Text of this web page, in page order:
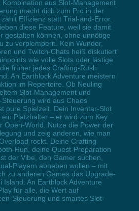
Kombination aus Slot-Management
macht dich zum Pro in der
Effizienz statt Trial-and-Error.
diese Feature, weil sie damit
gestalten können, ohne unnötige
zu verplempern. Kein Wunder,
und Twitch-Chats heiß diskutiert
wie volle Slots oder lästige
früher jedes Crafting-Rush
An Earthlock Adventure meistern
im Repertoire. Ob Neuling
Slot-Management und
wird aus Chaos
pure Spielzeit. Dein Inventar-Slot
Platzhalter – er wird zum Key
Open-World. Nutze die Power der
und zeig anderen, wie man
rockt. Deine Crafting-
Run, deine Quest-Preparation
der Vibe, den Gamer suchen,
Playern abheben wollen – mit
zu anderen Games das Upgrade-
Island: An Earthlock Adventure
für alle, die Wert auf
Steuerung und smartes Slot-